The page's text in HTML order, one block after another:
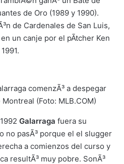
de Oro (1989 y 1990).
de Cardenales de San Luis,
un canje por el pÃ­tcher Ken
comenzÃ³ a despegar
(Foto: MLB.COM)
Galarraga fuera su
no pasÃ³ porque el el slugger
a comienzos del curso y
resultÃ³ muy pobre. SonÃ³